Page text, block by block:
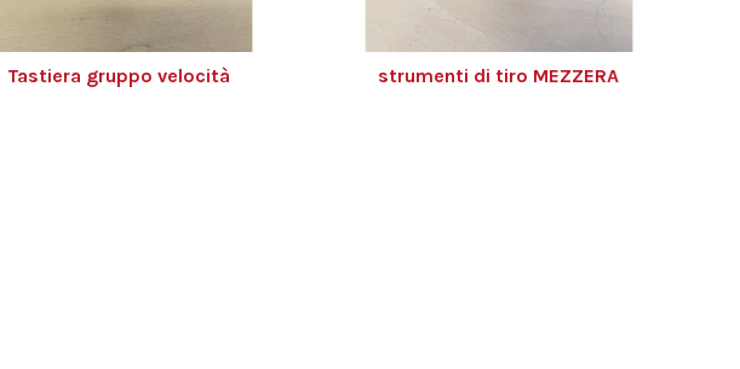
Tastiera gruppo velocità strumenti di tiro MEZZERA